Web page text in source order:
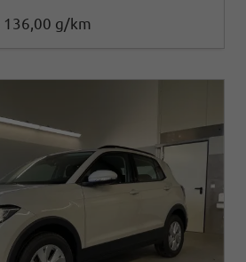
136,00 g/km